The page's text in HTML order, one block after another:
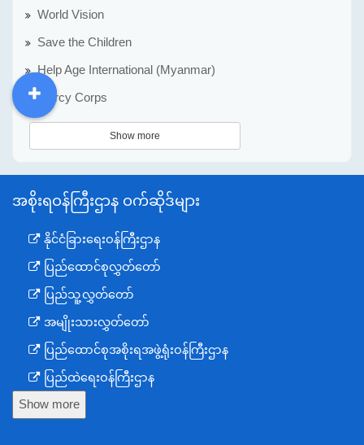
World Vision
Save the Children
Help Age International (Myanmar)
Mercy Corps
Show more
အစိုးရဝန်ကြီးဌာန ဝက်ဆိုဒ်များ
နိုင်ငံခြားရေးဝန်ကြီးဌာန
ပြည်ထောင်စုလွှတ်တော်
ပြည်သူ့လွှတ်တော်
အမျိုးသားလွှတ်တော်
ပြည်ထောင်စုအစိုးရအဖွဲ့ရုံးဝန်ကြီးဌာန
ပြည်ထဲရေးဝန်ကြီးဌာန
ကာကွယ်ရေးဝန်ကြီးဌာန
Show more